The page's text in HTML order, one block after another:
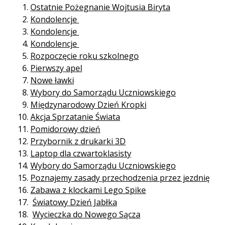
TreśćOstatnie Pożegnanie Wojtusia Biryta
Kondolencje
Kondolencje
Kondolencje
Rozpoczęcie roku szkolnego
Pierwszy apel
Nowe ławki
Wybory do Samorządu Uczniowskiego
Międzynarodowy Dzień Kropki
Akcja Sprzatanie Świata
Pomidorowy dzień
Przybornik z drukarki 3D
Laptop dla czwartoklasisty
Wybory do Samorządu Uczniowskiego
Poznajemy zasady przechodzenia przez jezdnię
Zabawa z klockami Lego Spike
Światowy Dzień Jabłka
Wycieczka do Nowego Sącza